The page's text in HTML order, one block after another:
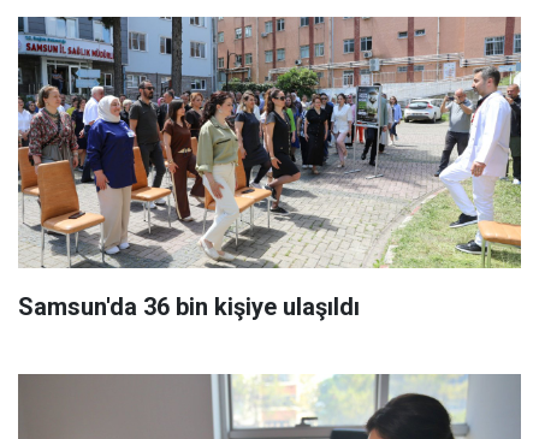
Samsun'da 36 bin kişiye ulaşıldı